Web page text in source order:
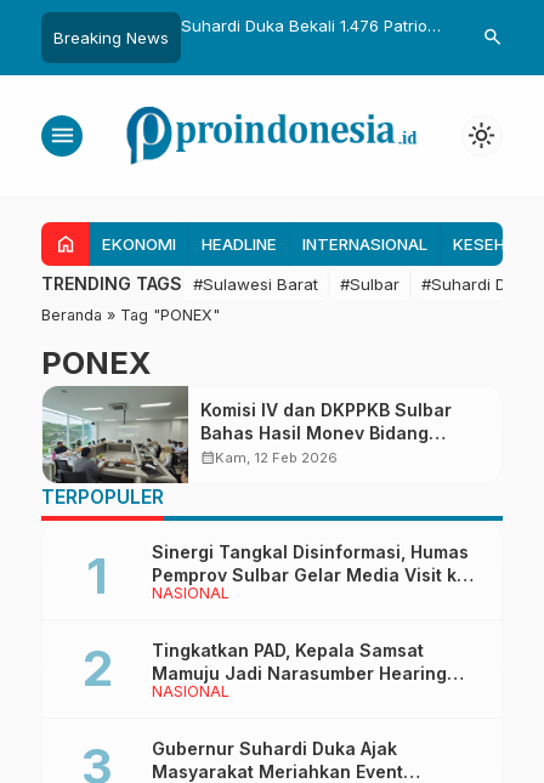
Breaking News
Gelar Sulo
Suhardi Duka Bekali 1.476 Patriot
Dasar Kebijakan Transmigrasi
Gubernur
untuk
search
menu light_mode
home EKONOMI HEADLINE INTERNASIONAL
TRENDING TAGS #Sulawesi Barat #Sulbar #Suhardi Duka
Beranda » Tag "PONEX"
PONEX
Komisi IV dan DKPPKB Sulbar
Bahas Hasil Monev Bidang
Kesehatan
calendar_monthKam, 12 Feb 2026
TERPOPULER
NASIONAL
Sinergi Tangkal Disinformasi, Humas
Pemprov Sulbar Gelar Media Visit ke
Kantor Redaksi di Mamuju
NASIONAL
Tingkatkan PAD, Kepala Samsat
Mamuju Jadi Narasumber Hearing
Bersama Wakil Ketua I DPRD Sulbar
Gubernur Suhardi Duka Ajak
Masyarakat Meriahkan Event